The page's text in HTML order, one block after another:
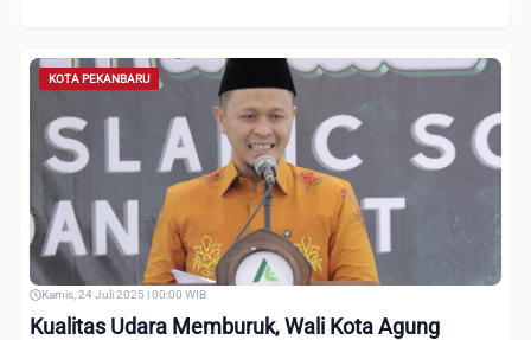
KOTA PEKANBARU
Kamis, 24 Juli 2025 | 00:00 WIB
Kualitas Udara Memburuk, Wali Kota Agung